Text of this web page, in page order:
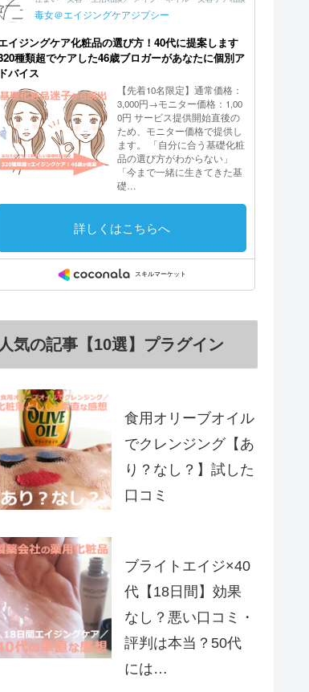
人気の記事【10選】プラグイン
食用オリーブオイル
でクレンジング【あ
り？なし？】試した
口コミ
ブライトエイジ×40
代【18日間】効果
なし？悪い口コミ・
評判は本当？50代
には…